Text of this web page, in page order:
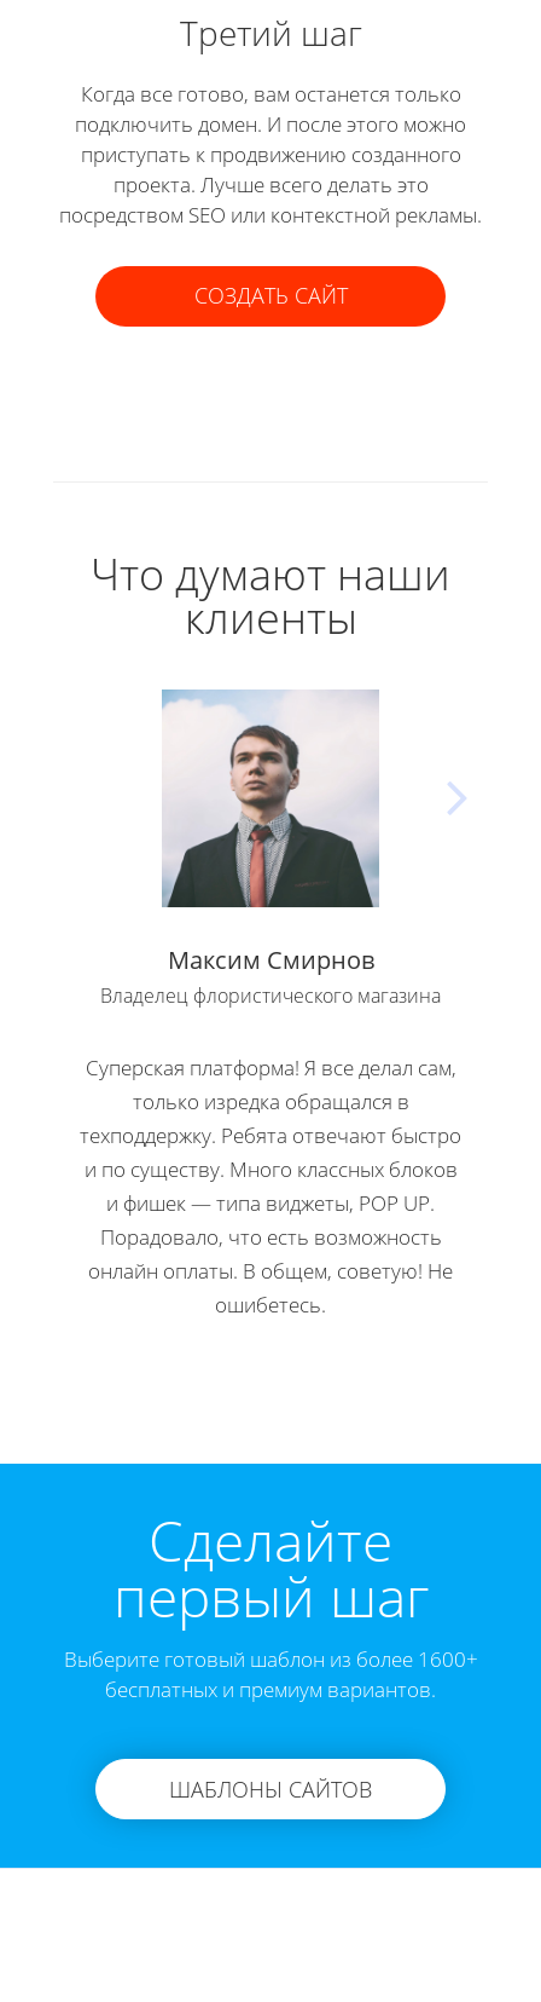
Третий шаг
Когда все готово, вам останется только
подключить домен. И после этого можно
приступать к продвижению созданного
проекта. Лучше всего делать это
посредством SEO или контекстной рекламы.
СОЗДАТЬ САЙТ
Что думают наши
клиенты
Максим Смирнов
Владелец флористического магазина
Суперская платформа! Я все делал сам,
только изредка обращался в
техподдержку. Ребята отвечают быстро
и по существу. Много классных блоков
и фишек — типа виджеты, POP UP.
Порадовало, что есть возможность
онлайн оплаты. В общем, советую! Не
ошибетесь.
Cделайте
первый шаг
Выберите готовый шаблон из более 1600+
бесплатных и премиум вариантов.
ШАБЛОНЫ САЙТОВ